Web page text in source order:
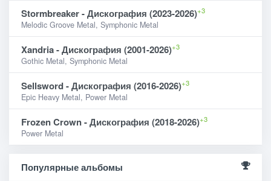
Stormbreaker - Дискография (2023-2026)+3
Melodic Groove Metal, Symphonic Metal
Xandria - Дискография (2001-2026)+3
Gothic Metal, Symphonic Metal
Sellsword - Дискография (2016-2026)+3
Epic Heavy Metal, Power Metal
Frozen Crown - Дискография (2018-2026)+3
Power Metal
Популярные альбомы